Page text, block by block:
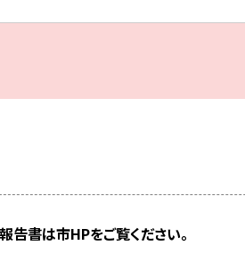
書は市HPをご覧ください。